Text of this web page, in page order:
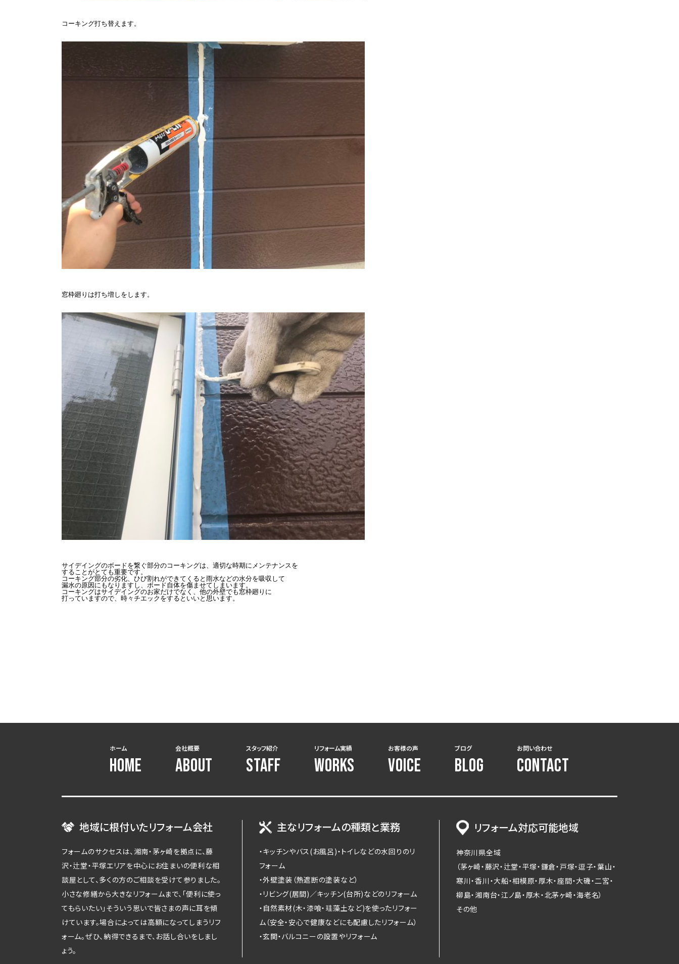
コーキング打ち替えます。
窓枠廻りは打ち増しをします。
サイデイングのボードを繋ぐ部分のコーキングは、適切な時期にメンテナンスを
することがとても重要です。
コーキング部分の劣化、ひび割れができてくると雨水などの水分を吸収して
漏水の原因にもなりますし、ボード自体を傷ませてしまいます。
コーキングはサイデイングのお家だけでなく、他の外壁でも窓枠廻りに
ホーム
HOME
会社概要
ABOUT
スタッフ紹介
STAFF
リフォーム実績
WORKS
お客様の声
VOICE
ブログ
BLOG
お問い合わせ
CONTACT
地域に根付いたリフォーム会社
フォームのサクセスは、湘南・茅ヶ崎を拠点に、藤
沢・辻堂・平塚エリアを中心にお住まいの便利な相
談屋として、多くの方のご相談を受けて参りました。
小さな修繕から大きなリフォームまで、「便利に使っ
てもらいたい」そういう思いで皆さまの声に耳を傾
けています。場合によっては高額になってしまうリフ
ォーム。ぜひ、納得できるまで、お話し合いをしまし
ょう。
主なリフォームの種類と業務
・キッチンやバス(お風呂)・トイレなどの水回りのリ
フォーム
・外壁塗装（熱遮断の塗装など）
・リビング(居間)／キッチン(台所)などのリフォーム
・自然素材(木・漆喰・珪藻土など)を使ったリフォー
ム（安全・安心で健康などにも配慮したリフォーム）
・玄関・バルコニーの設置やリフォーム
リフォーム対応可能地域
神奈川県全域
（茅ヶ崎・藤沢・辻堂・平塚・鎌倉・戸塚・逗子・葉山・
寒川・香川・大船・相模原・厚木・座間・大磯・二宮・
柳島・湘南台・江ノ島・厚木・北茅ヶ崎・海老名）
その他